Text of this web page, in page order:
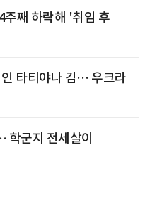
째 하락해 '취임 후
타티야나 김… 우크라
학군지 전세살이